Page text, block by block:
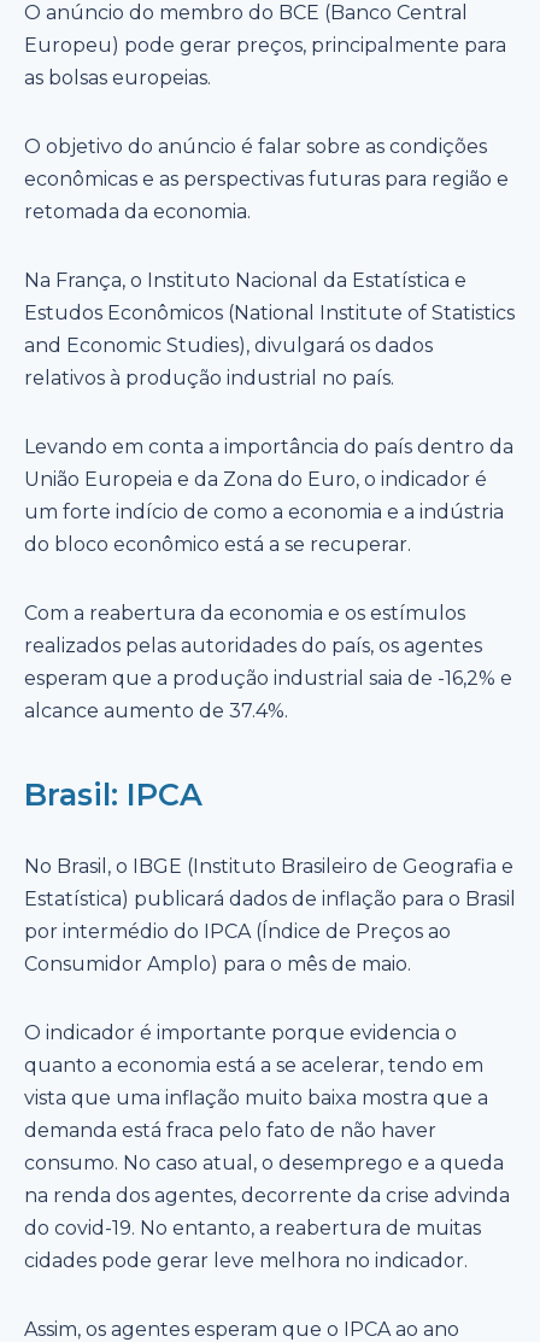
O anúncio do membro do BCE (Banco Central
Europeu) pode gerar preços, principalmente para
as bolsas europeias.
O objetivo do anúncio é falar sobre as condições
econômicas e as perspectivas futuras para região e
retomada da economia.
Na França, o Instituto Nacional da Estatística e
Estudos Econômicos (National Institute of Statistics
and Economic Studies), divulgará os dados
relativos à produção industrial no país.
Levando em conta a importância do país dentro da
União Europeia e da Zona do Euro, o indicador é
um forte indício de como a economia e a indústria
do bloco econômico está a se recuperar.
Com a reabertura da economia e os estímulos
realizados pelas autoridades do país, os agentes
esperam que a produção industrial saia de -16,2% e
alcance aumento de 37.4%.
Brasil: IPCA
No Brasil, o IBGE (Instituto Brasileiro de Geografia e
Estatística) publicará dados de inflação para o Brasil
por intermédio do IPCA (Índice de Preços ao
Consumidor Amplo) para o mês de maio.
O indicador é importante porque evidencia o
quanto a economia está a se acelerar, tendo em
vista que uma inflação muito baixa mostra que a
demanda está fraca pelo fato de não haver
consumo. No caso atual, o desemprego e a queda
na renda dos agentes, decorrente da crise advinda
do covid-19. No entanto, a reabertura de muitas
cidades pode gerar leve melhora no indicador.
Assim, os agentes esperam que o IPCA ao ano